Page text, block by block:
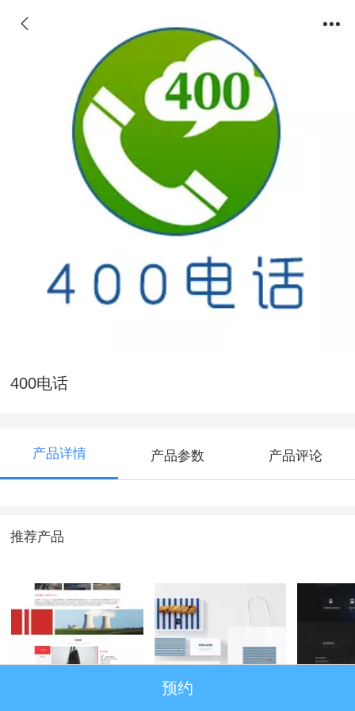
400电话
产品详情 产品参数 产品评论
推荐产品
企业VI
预约